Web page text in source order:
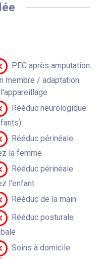
PEC après amputation
membre / adaptation
Rééduc neurologique
Rééduc périnéale
la femme
Rééduc périnéale
l'enfant
Rééduc de la main
Rééduc posturale
Soins à domicile